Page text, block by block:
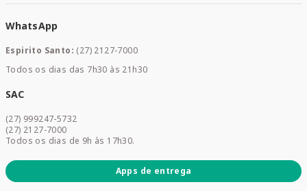
Saúde e Bem-estar
Mamães e Bebê
Dermocosméticos
Promoções
WhatsApp
Espirito Santo: (27) 2127-7000
Todos os dias das 7h30 às 21h30
SAC
(27) 999247-5732
(27) 2127-7000
Todos os dias de 9h às 17h30.
Apps de entrega